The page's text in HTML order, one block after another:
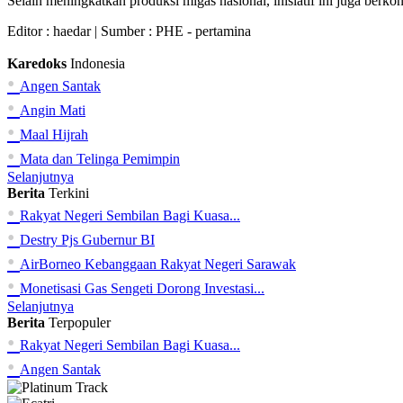
Editor : haedar| Sumber : PHE - pertamina
Karedoks Indonesia
• Angen Santak
• Angin Mati
• Maal Hijrah
• Mata dan Telinga Pemimpin
Selanjutnya
Berita Terkini
• Rakyat Negeri Sembilan Bagi Kuasa...
• Destry Pjs Gubernur BI
• AirBorneo Kebanggaan Rakyat Negeri Sarawak
• Monetisasi Gas Sengeti Dorong Investasi...
Selanjutnya
Berita Terpopuler
• Rakyat Negeri Sembilan Bagi Kuasa...
• Angen Santak